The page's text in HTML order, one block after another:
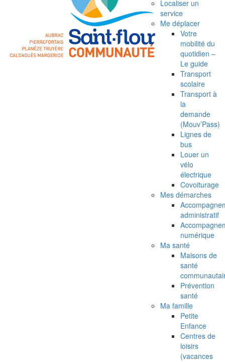
Localiser un
service
Me déplacer
Votre
mobilité du
quotidien –
Le guide
Transport
scolaire
Transport à
la
demande
(Mouv’Pass)
Lignes de
bus
Louer un
vélo
électrique
Covoiturage
Mes démarches
administratif
numérique
Ma santé
Maisons de
santé
Prévention
santé
Ma famille
Petite
Enfance
Centres de
loisirs
(vacances